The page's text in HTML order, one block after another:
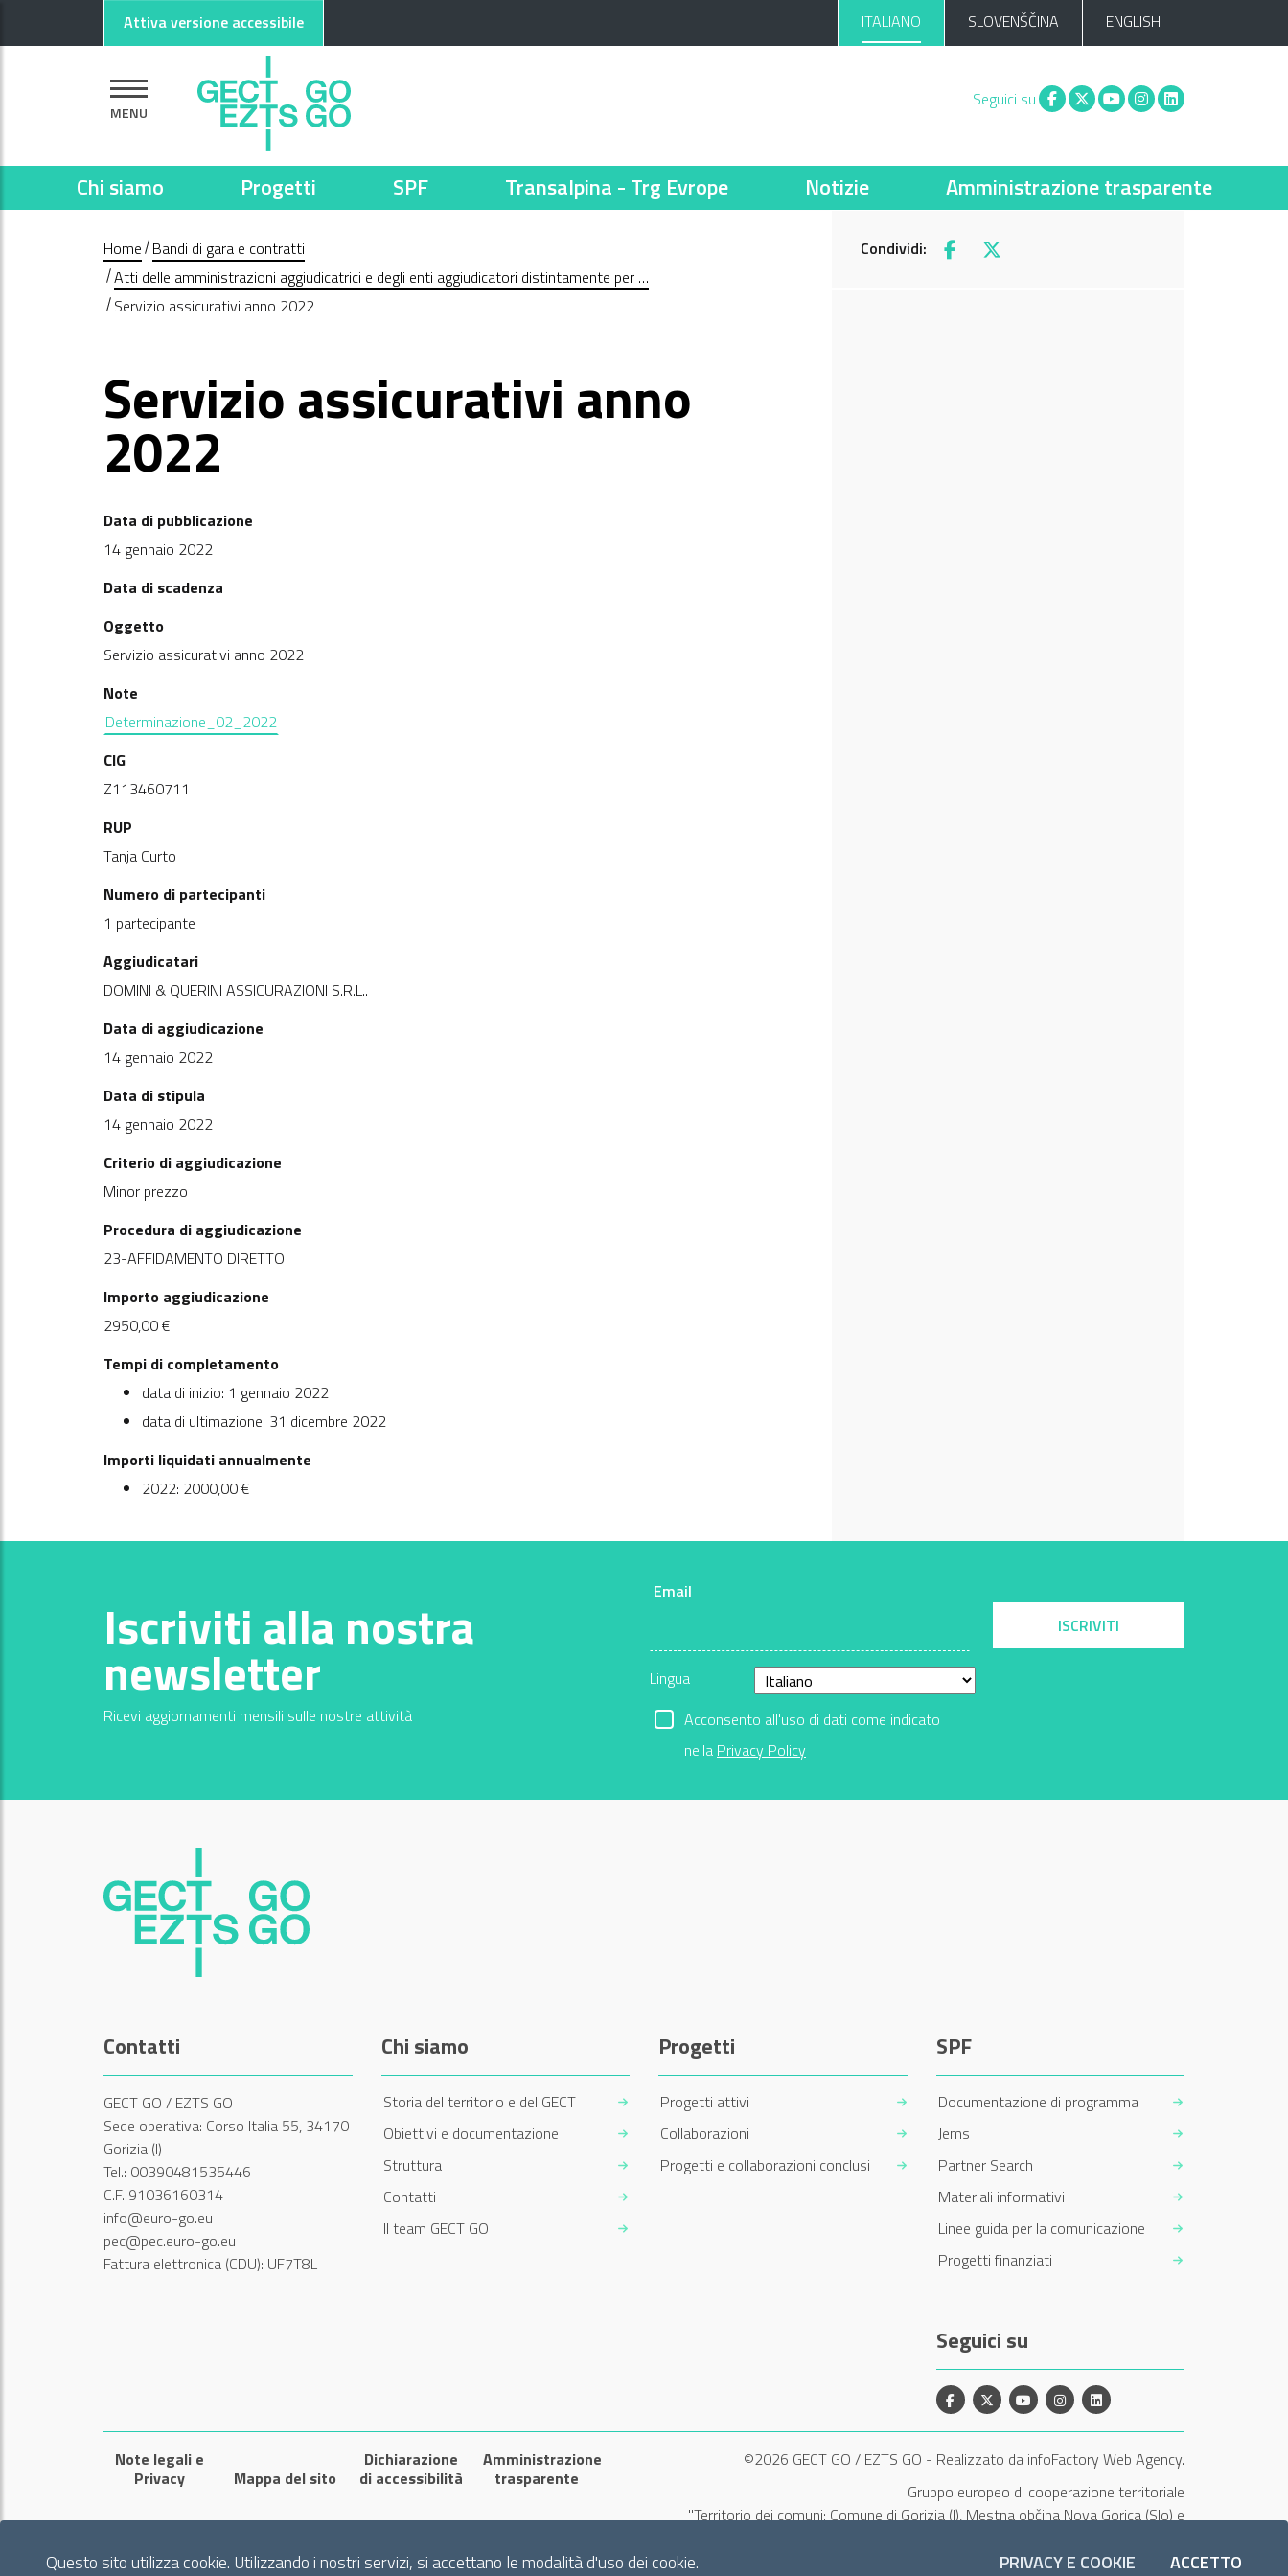
Questo sito utilizza cookie. Utilizzando i nostri servizi, si accettano le modalità d'uso dei cookie. PRIVACY E COOKIE ACCETTO
Attiva versione accessibile ITALIANO SLOVENŠČINA ENGLISH
MENU
Seguici su Facebook
X You tubeInstagram
Linkedin
Chi siamo Progetti SPF Transalpina - Trg Evrope Notizie Amministrazione trasparente
Home Bandi di gara e contratti
Atti delle amministrazioni aggiudicatrici e degli enti aggiudicatori distintamente per …
Servizio assicurativi anno 2022
Condividi: Facebook
X
Servizio assicurativi anno
2022
Data di pubblicazione
14 gennaio 2022
Data di scadenza
Oggetto
Servizio assicurativi anno 2022
Note
Determinazione_02_2022
CIG
Z113460711
RUP
Tanja Curto
Numero di partecipanti
1 partecipante
Aggiudicatari
DOMINI & QUERINI ASSICURAZIONI S.R.L..
Data di aggiudicazione
14 gennaio 2022
Data di stipula
14 gennaio 2022
Criterio di aggiudicazione
Minor prezzo
Procedura di aggiudicazione
23-AFFIDAMENTO DIRETTO
Importo aggiudicazione
2950,00 €
Tempi di completamento
data di inizio: 1 gennaio 2022
data di ultimazione: 31 dicembre 2022
Importi liquidati annualmente
2022: 2000,00 €
Iscriviti alla nostra
newsletter
Ricevi aggiornamenti mensili sulle nostre attività
Email
Lingua
Acconsento all'uso di dati come indicato
nella Privacy Policy
ISCRIVITI
Contatti
GECT GO / EZTS GO
Sede operativa: Corso Italia 55, 34170
Gorizia (I)
Tel.: 00390481535446
C.F. 91036160314
info@euro-go.eu
pec@pec.euro-go.eu
Fattura elettronica (CDU): UF7T8L
Chi siamo
Storia del territorio e del GECT
Obiettivi e documentazione
Struttura
Contatti
Il team GECT GO
Progetti
Progetti attivi
Collaborazioni
Progetti e collaborazioni conclusi
SPF
Documentazione di programma
Jems
Partner Search
Materiali informativi
Linee guida per la comunicazione
Progetti finanziati
Seguici su
Facebook
X YouTubeInstagramLinkedin
Note legali e
Privacy
Mappa del sito
Dichiarazione
di accessibilità
Amministrazione
trasparente
©2026 GECT GO / EZTS GO - Realizzato da infoFactory Web Agency.
Gruppo europeo di cooperazione territoriale
"Territorio dei comuni: Comune di Gorizia (I), Mestna občina Nova Gorica (Slo) e